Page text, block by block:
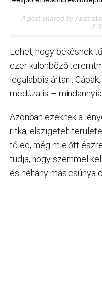
A post shared by Australia
Lehet, hogy békésnek
ezer különböző
legalábbis ártani.
medúza is –
Azonban ezeknek a
ritka, elszigetelt
tőled, még mielőtt
tudja, hogy szemmel
és néhány más csúnya